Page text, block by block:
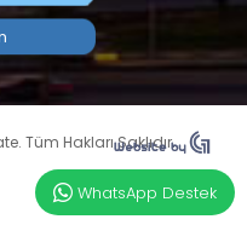
Tüm Hakları Saklıdır.
WhatsApp Destek